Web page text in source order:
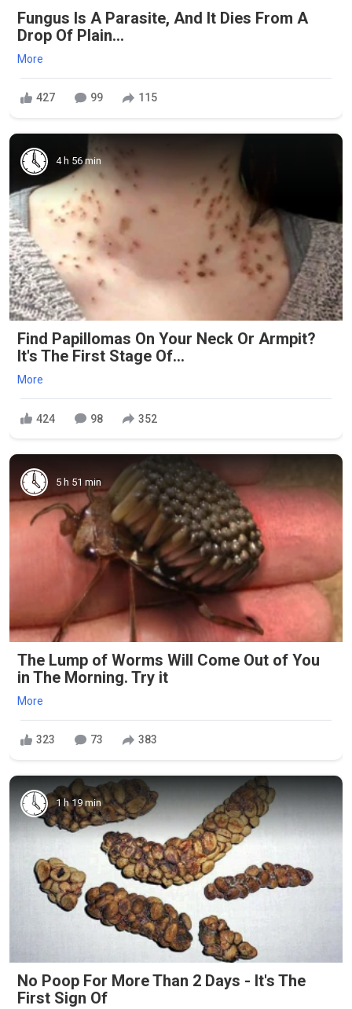
Fungus Is A Parasite, And It Dies From A
Drop Of Plain...
More
427 99 115
4 h 56 min
Find Papillomas On Your Neck Or Armpit?
It's The First Stage Of...
More
424 98 352
5 h 51 min
The Lump of Worms Will Come Out of You
in The Morning. Try it
More
323 73 383
1 h 19 min
No Poop For More Than 2 Days - It's The
First Sign Of